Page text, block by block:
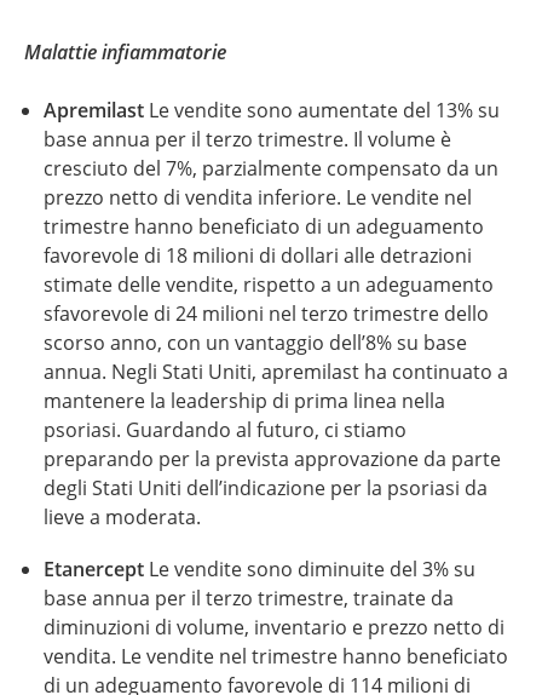
Malattie infiammatorie
Apremilast Le vendite sono aumentate del 13% su
base annua per il terzo trimestre. Il volume è
cresciuto del 7%, parzialmente compensato da un
prezzo netto di vendita inferiore. Le vendite nel
trimestre hanno beneficiato di un adeguamento
favorevole di 18 milioni di dollari alle detrazioni
stimate delle vendite, rispetto a un adeguamento
sfavorevole di 24 milioni nel terzo trimestre dello
scorso anno, con un vantaggio dell’8% su base
annua. Negli Stati Uniti, apremilast ha continuato a
mantenere la leadership di prima linea nella
psoriasi. Guardando al futuro, ci stiamo
preparando per la prevista approvazione da parte
degli Stati Uniti dell’indicazione per la psoriasi da
lieve a moderata.
Etanercept Le vendite sono diminuite del 3% su
base annua per il terzo trimestre, trainate da
diminuzioni di volume, inventario e prezzo netto di
vendita. Le vendite nel trimestre hanno beneficiato
di un adeguamento favorevole di 114 milioni di